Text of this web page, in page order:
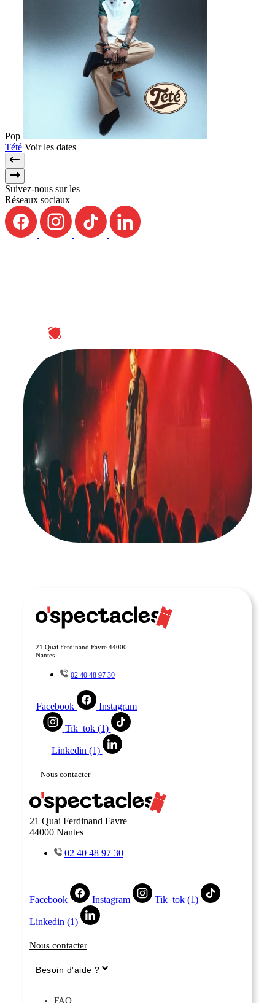
Pop
Tété Voir les dates
Suivez-nous sur les
Réseaux sociaux
ABONNEZ-VOUS À NOTRE NEWSLETTER
21 Quai Ferdinand Favre 44000
Nantes
02 40 48 97 30
Facebook Instagram
Tik_tok (1)
Linkedin (1)
Nous contacter
21 Quai Ferdinand Favre
44000 Nantes
02 40 48 97 30
Facebook Instagram Tik_tok (1)
Linkedin (1)
Nous contacter
Besoin d'aide ?
FAQ